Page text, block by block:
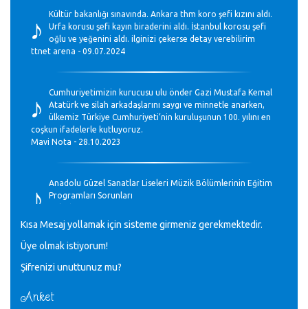
♪
Kültür bakanlığı sınavında. Ankara thm koro şefi kızını aldı.
Urfa korusu şefi kayın biraderini aldı. İstanbul korosu şefi
oğlu ve yeğenini aldı. ilginizi çekerse detay verebilirim
ttnet arena - 09.07.2024
♪
Cumhuriyetimizin kurucusu ulu önder Gazi Mustafa Kemal
Atatürk ve silah arkadaşlarını saygı ve minnetle anarken,
ülkemiz Türkiye Cumhuriyeti’nin kuruluşunun 100. yılını en
coşkun ifadelerle kutluyoruz.
Mavi Nota - 28.10.2023
♪
Anadolu Güzel Sanatlar Liseleri Müzik Bölümlerinin Eğitim
Programları Sorunları
♪
GEÇMİŞ OLSUN TÜRKİYE!
Mavi Nota - 07.02.2023
30 yıl sonra karşılaşmak çok güzel Kurtuluş, teveccüh
Kısa Mesaj yollamak için sisteme girmeniz gerekmektedir.
Üye olmak istiyorum!
Şifrenizi unuttunuz mu?
Anket